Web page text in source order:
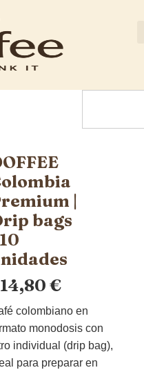
|
bags
14,80 €
colombiano en
monodosis con
individual (drip bag),
para preparar en